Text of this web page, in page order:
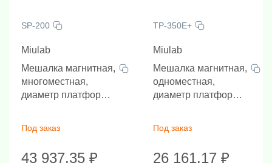
SP-200
Miulab
Мешалка магнитная,
многоместная,
диаметр платформы
об/мин
Под заказ
43 937.35 ₽
TP-350E+
Miulab
Мешалка магнитная,
одноместная,
диаметр платформы
мин
Под заказ
26 161.17 ₽